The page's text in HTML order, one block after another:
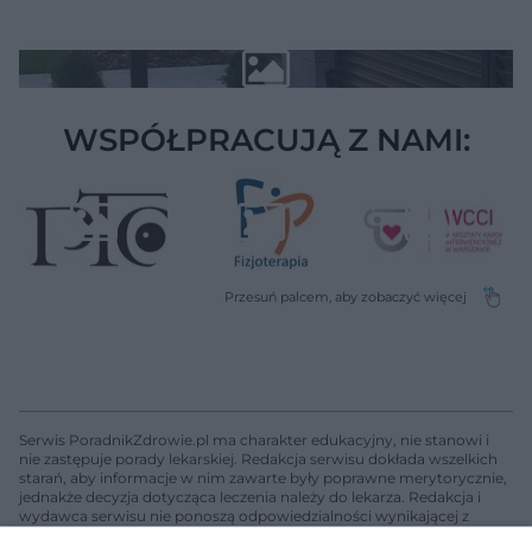
WSPÓŁPRACUJĄ Z NAMI:
Serwis PoradnikZdrowie.pl ma charakter edukacyjny, nie stanowi i
nie zastępuje porady lekarskiej. Redakcja serwisu dokłada wszelkich
starań, aby informacje w nim zawarte były poprawne merytorycznie,
jednakże decyzja dotycząca leczenia należy do lekarza. Redakcja i
wydawca serwisu nie ponoszą odpowiedzialności wynikającej z